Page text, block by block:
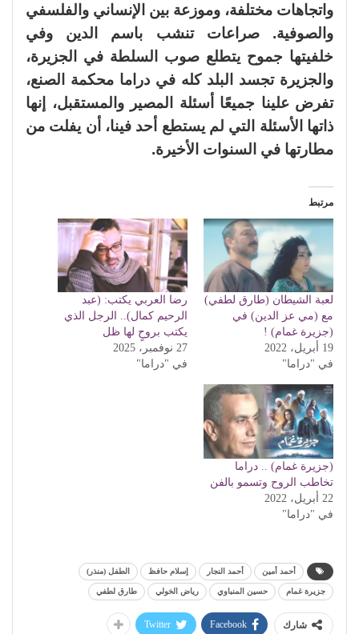
واتجاهات مختلفة، وموزعة بين الإنساني والفلسفي
والصوفية. صراعات تنشب باسم الدين وفي
خلفيتها جموح يتطلع صوب السلطة في الجزيرة،
والجزيرة تجسد البلد كله في دراما محكمة الصنع،
تفرض علينا جميعًا أسئلة المصير والمستقبل، إنها
ذاتها الأسئلة التي لم يستطع أحد فينا، أن يفلت من
مطارتها في السنوات الأخيرة.
مرتبط
لعبة الشيطان (طارق لطفي)
مع (مي عز الدين) في
(جزيرة غمام) !
19 أبريل، 2022
في "دراما"
رضا العربي يكتب: (عبد
الرحيم كمال).. الرجل الذي
يكتب بروحٍ لها ظل
27 نوفمبر، 2025
في "دراما"
(جزيرة غمام) .. دراما
تخاطب الروح وتسمو بالفن
22 أبريل، 2022
في "دراما"
أحمد أمين أحمد النجار إسلام حافظ الطفل (منذر)
جزيرة غمام حسين المنباوي رياض الخولي طارق لطفي
شارك Facebook
Twitter